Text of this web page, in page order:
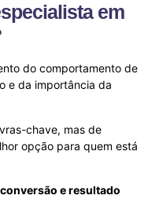
em
do comportamento de
e da importância da
chave, mas de
opção para quem está
e resultado